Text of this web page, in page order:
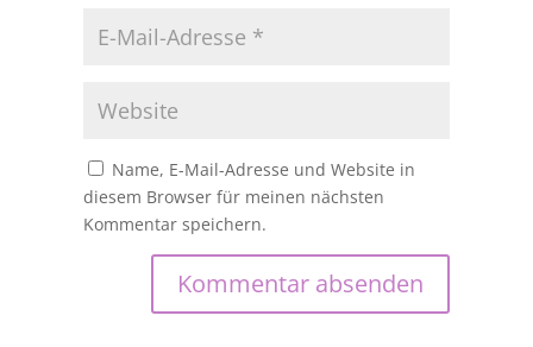
Name, E-Mail-Adresse und Website in
diesem Browser für meinen nächsten
Kommentar speichern.